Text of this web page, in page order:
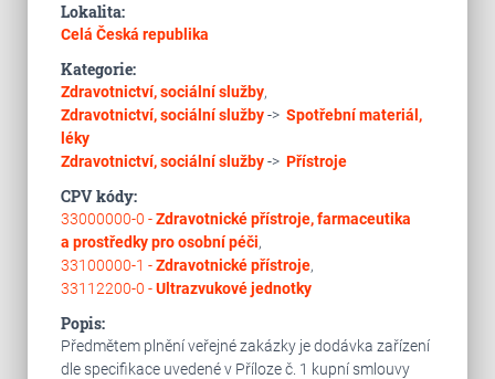
Lokalita:
Celá Česká republika
Kategorie:
Zdravotnictví, sociální služby,
Zdravotnictví, sociální služby-> Spotřební materiál,
léky
Zdravotnictví, sociální služby-> Přístroje
CPV kódy:
33000000-0 -Zdravotnické přístroje, farmaceutika
a prostředky pro osobní péči,
33100000-1 -Zdravotnické přístroje,
33112200-0 -Ultrazvukové jednotky
Popis:
Předmětem plnění veřejné zakázky je dodávka zařízení
dle specifikace uvedené v Příloze č. 1 kupní smlouvy